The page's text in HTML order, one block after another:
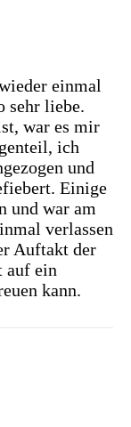
einmal
sehr liebe.
war es mir
ich
und
Einige
und war am
verlassen
Auftakt der
auf ein
kann.